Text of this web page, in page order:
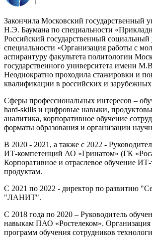
Закончила Московский государственный
Н.Э. Баумана по специальности
Российский государственный социальный
специальности «Организация работы с
аспирантуру факультета политологии
государственного университета имени
Неоднократно проходила стажировки и
квалификации в российских и зарубежных
Сферы профессиональных интересов –
hard-skills и цифровые навыки,
аналитика, корпоративное обучение
форматы образования и организации
В 2020 - 2021, а также с 2022 -
ИТ-компетенций АО «Гринатом» (ГК
Корпоративное и отраслевое обучение
продуктам.
С 2021 по 2022 - директор по развитию
"ЛАНИТ".
С 2018 года по 2020 – Руководитель
навыкам ПАО «Ростелеком». Организация
программ обучения сотрудников